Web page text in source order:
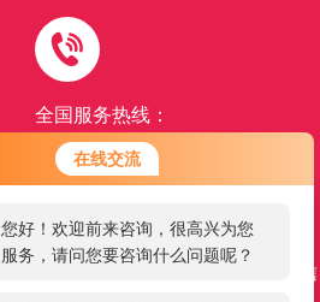
在线交流
您好！欢迎前来咨询，很高兴为您
服务，请问您要咨询什么问题呢？
您好，看您停留很久了，是否找到
了需求产品，您可以直接在线与我
全国服务热线：
15962507131
以品质赢得客户满意口碑
扫一扫
添加公司微信